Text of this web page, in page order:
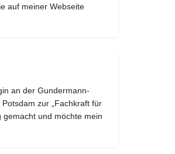
auf meiner Webseite
an der Gundermann-
zur „Fachkraft für
gemacht und möchte mein